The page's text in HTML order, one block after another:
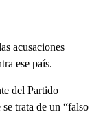
acusaciones
ese país.
del Partido
trata de un “falso